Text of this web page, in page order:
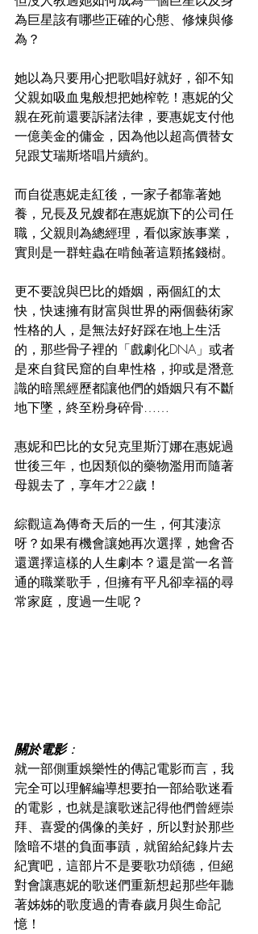
為巨星該有哪些正確的心態、修煉與修
為？
她以為只要用心把歌唱好就好，卻不知
父親如吸血鬼般想把她榨乾！惠妮的父
親在死前還要訴諸法律，要惠妮支付他
一億美金的傭金，因為他以超高價替女
兒跟艾瑞斯塔唱片續約。
而自從惠妮走紅後，一家子都靠著她
養，兄長及兄嫂都在惠妮旗下的公司任
職，父親則為總經理，看似家族事業，
實則是一群蛀蟲在啃蝕著這顆搖錢樹。
更不要說與巴比的婚姻，兩個紅的太
快，快速擁有財富與世界的兩個藝術家
性格的人，是無法好好踩在地上生活
的，那些骨子裡的「戲劇化DNA」或者
是來自貧民窟的自卑性格，抑或是潛意
識的暗黑經歷都讓他們的婚姻只有不斷
地下墜，終至粉身碎骨……
惠妮和巴比的女兒克里斯汀娜在惠妮過
世後三年，也因類似的藥物濫用而隨著
母親去了，享年才22歲！
綜觀這為傳奇天后的一生，何其淒涼
呀？如果有機會讓她再次選擇，她會否
還選擇這樣的人生劇本？還是當一名普
通的職業歌手，但擁有平凡卻幸福的尋
常家庭，度過一生呢？
關於電影：
就一部側重娛樂性的傳記電影而言，我
完全可以理解編導想要拍一部給歌迷看
的電影，也就是讓歌迷記得他們曾經崇
拜、喜愛的偶像的美好，所以對於那些
陰暗不堪的負面事蹟，就留給紀錄片去
紀實吧，這部片不是要歌功頌德，但絕
對會讓惠妮的歌迷們重新想起那些年聽
著姊姊的歌度過的青春歲月與生命記
憶！